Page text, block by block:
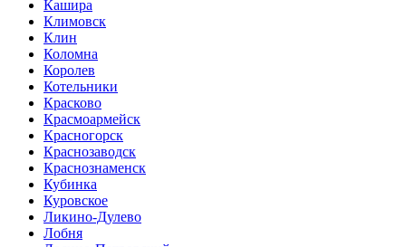
Кашира
Климовск
Клин
Коломна
Королев
Котельники
Красково
Красмоармейск
Красногорск
Краснозаводск
Краснознаменск
Кубинка
Куровское
Ликино-Дулево
Лобня